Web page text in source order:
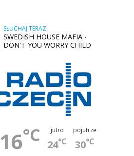
SŁUCHAJ TERAZ
SWEDISH HOUSE MAFIA -
DON'T YOU WORRY CHILD
16°C jutro
24°C
pojutrze
30°C